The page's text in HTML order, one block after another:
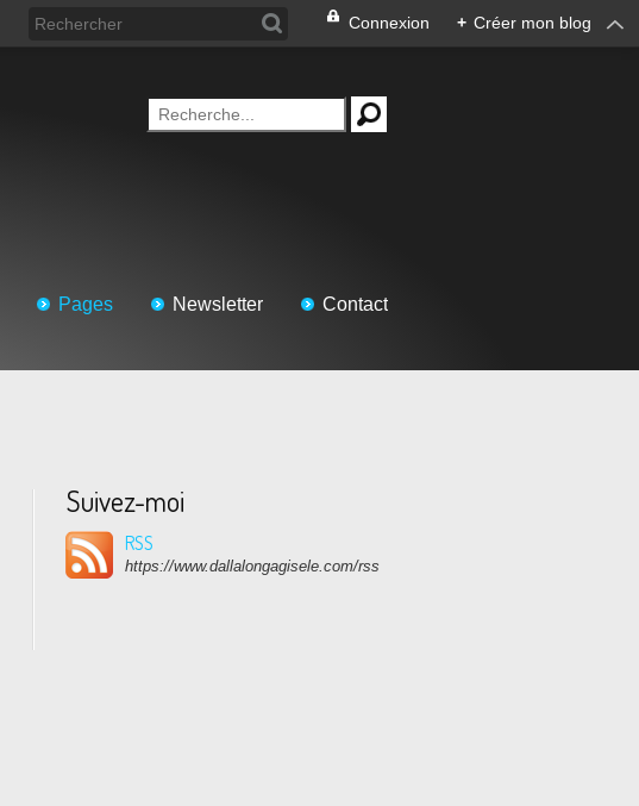
Connexion + Créer mon blog
Pages Newsletter Contact
Suivez-moi
RSS
https://www.dallalongagisele.com/rss